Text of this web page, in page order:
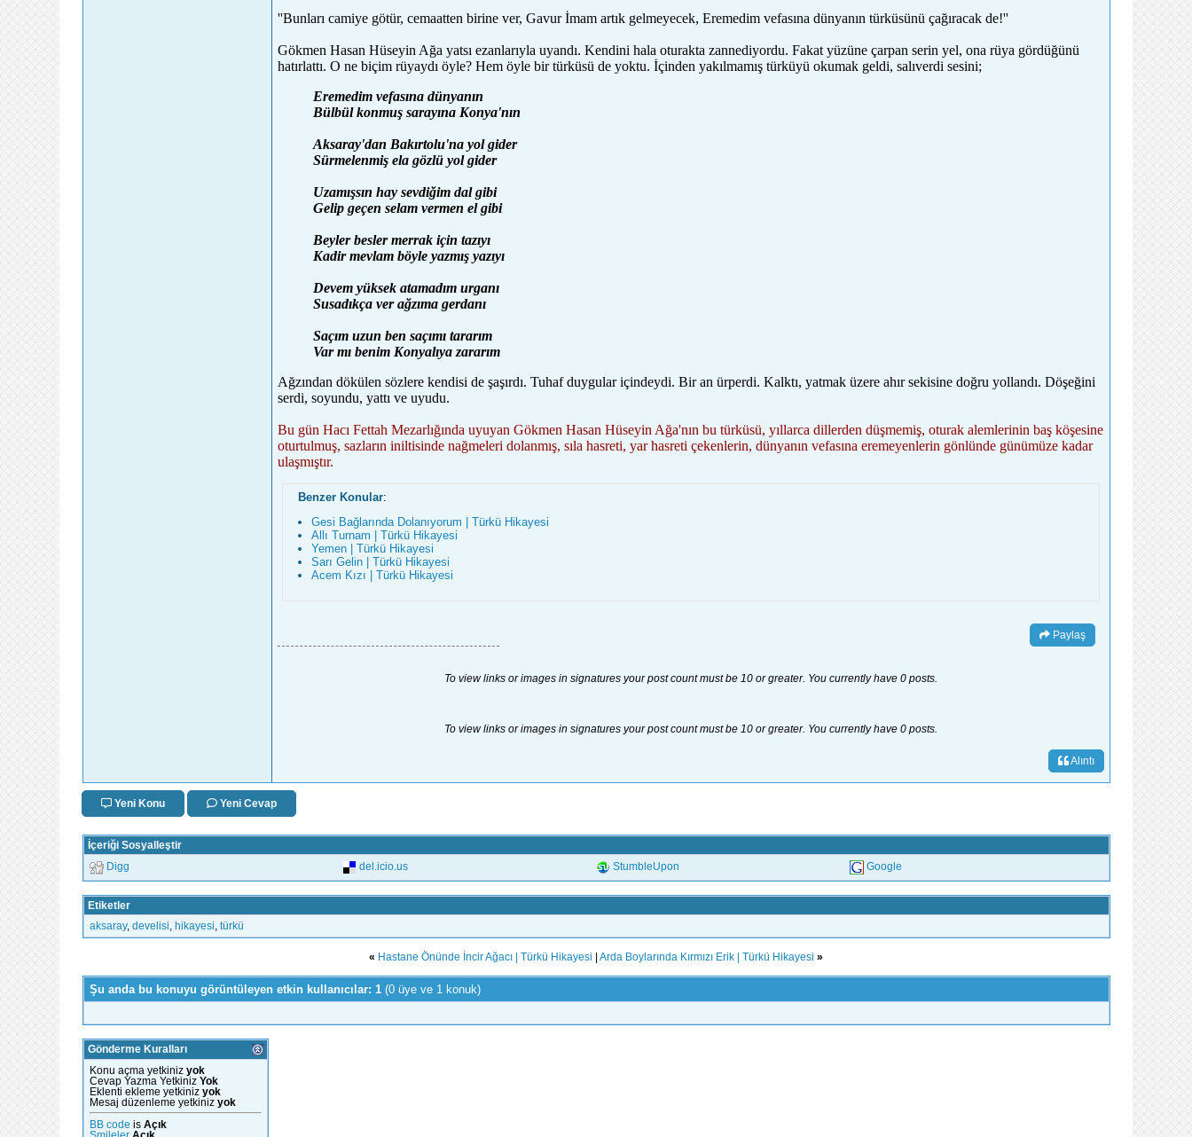
''Bunları camiye götür, cemaatten birine ver, Gavur İmam artık gelmeyecek, Eremedim vefasına dünyanın türküsünü çağıracak de!''
Gökmen Hasan Hüseyin Ağa yatsı ezanlarıyla uyandı. Kendini hala oturakta zannediyordu. Fakat yüzüne çarpan serin yel, ona rüya gördüğünü
hatırlattı. O ne biçim rüyaydı öyle? Hem öyle bir türküsü de yoktu. İçinden yakılmamış türküyü okumak geldi, salıverdi sesini;
Eremedim vefasına dünyanın
Bülbül konmuş sarayına Konya'nın
Aksaray'dan Bakırtolu'na yol gider
Sürmelenmiş ela gözlü yol gider
Uzamışsın hay sevdiğim dal gibi
Gelip geçen selam vermen el gibi
Beyler besler merrak için tazıyı
Kadir mevlam böyle yazmış yazıyı
Devem yüksek atamadım urganı
Susadıkça ver ağzıma gerdanı
Saçım uzun ben saçımı tararım
Var mı benim Konyalıya zararım
Ağzından dökülen sözlere kendisi de şaşırdı. Tuhaf duygular içindeydi. Bir an ürperdi. Kalktı, yatmak üzere ahır sekisine doğru yollandı. Döşeğini
serdi, soyundu, yattı ve uyudu.
Bu gün Hacı Fettah Mezarlığında uyuyan Gökmen Hasan Hüseyin Ağa'nın bu türküsü, yıllarca dillerden düşmemiş, oturak alemlerinin baş köşesine
oturtulmuş, sazların iniltisinde nağmeleri dolanmış, sıla hasreti, yar hasreti çekenlerin, dünyanın vefasına eremeyenlerin gönlünde günümüze kadar
ulaşmıştır.
Benzer Konular:
Gesi Bağlarında Dolanıyorum | Türkü Hikayesi
Allı Turnam | Türkü Hikayesi
Yemen | Türkü Hikayesi
Sarı Gelin | Türkü Hikayesi
Acem Kızı | Türkü Hikayesi
Paylaş
To view links or images in signatures your post count must be 10 or greater. You currently have 0 posts.
To view links or images in signatures your post count must be 10 or greater. You currently have 0 posts.
Alıntı
Yeni Konu Yeni Cevap
İçeriği Sosyalleştir
Digg del.icio.us StumbleUpon Google
Etiketler
aksaray, develisi hikayesi türkü
« Hastane Önünde İncir Ağacı | Türkü Hikayesi Arda Boylarında Kırmızı Erik | Türkü Hikayesi »
Şu anda bu konuyu görüntüleyen etkin kullanıcılar: 1 (0 üye ve 1 konuk)
Gönderme Kuralları
Konu açma yetkiniz yok
Cevap Yazma Yetkiniz Yok
Eklenti ekleme yetkiniz yok
Mesaj düzenleme yetkiniz yok
BB code is Açık